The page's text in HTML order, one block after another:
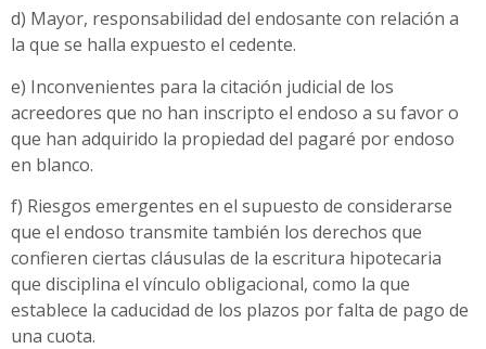
d) Mayor, responsabilidad del endosante con relación a
la que se halla expuesto el cedente.
e) Inconvenientes para la citación judicial de los
acreedores que no han inscripto el endoso a su favor o
que han adquirido la propiedad del pagaré por endoso
en blanco.
f) Riesgos emergentes en el supuesto de considerarse
que el endoso transmite también los derechos que
confieren ciertas cláusulas de la escritura hipotecaria
que disciplina el vínculo obligacional, como la que
establece la caducidad de los plazos por falta de pago de
una cuota.